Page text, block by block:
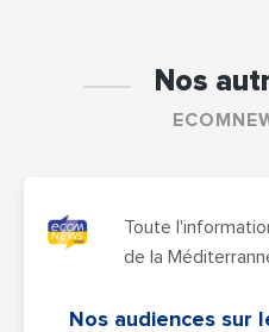
Nos
Toute
de la
Nos audiences sur